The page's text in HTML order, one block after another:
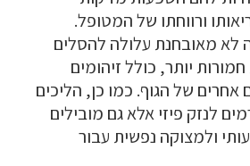
ורווחתו של המטופל.
מאובחנת עלולה להסלים
יותר, כולל זיהומים
של הגוף. כמו כן, הליכים
לנזק פיזי אלא גם מובילים
ולמצוקה נפשית עבור